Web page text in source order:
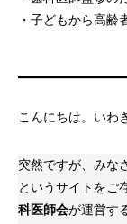
・子どもから高
こんにちは。いわ
突然ですが、みな
というサイトをご
科医師会が運営す